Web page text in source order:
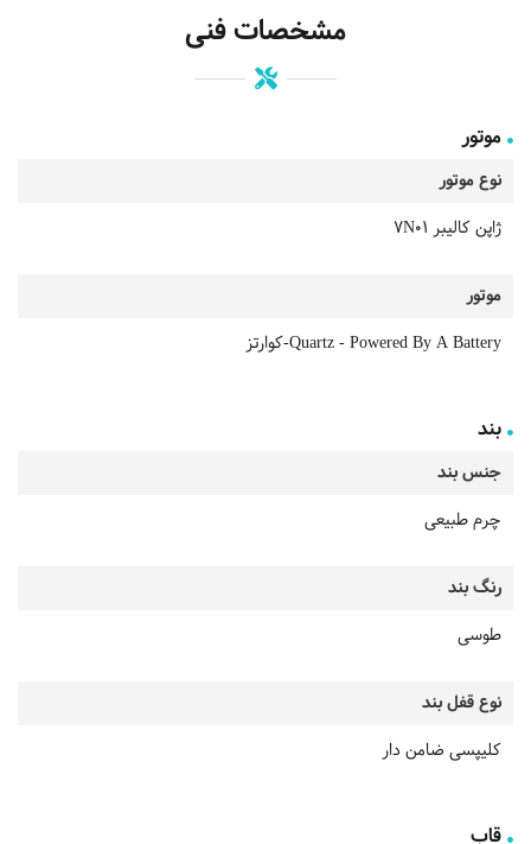
مشخصات فنی
موتور
نوع موتور
ژاپن کالیبر 7N01
موتور
Quartz - Powered By A Battery-کوارتز
بند
جنس بند
چرم طبیعی
رنگ بند
طوسی
نوع قفل بند
کلیپسی ضامن دار
قاب